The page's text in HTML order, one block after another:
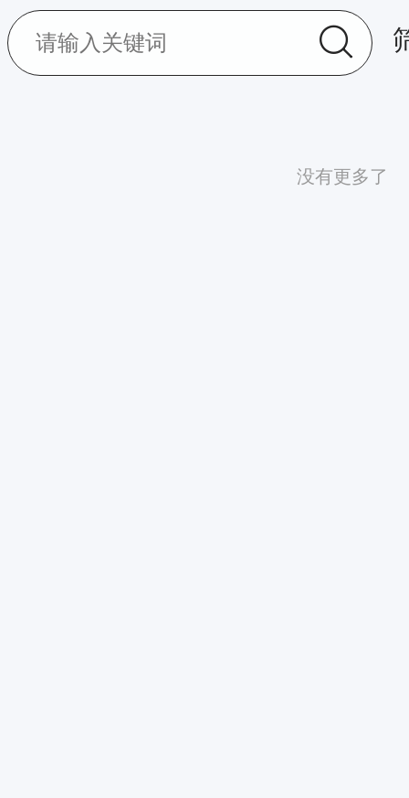
没有更多了